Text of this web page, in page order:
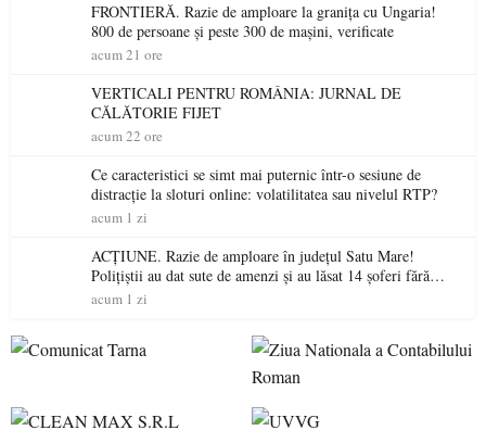
FRONTIERĂ. Razie de amploare la granița cu Ungaria!
800 de persoane și peste 300 de mașini, verificate
acum 21 ore
VERTICALI PENTRU ROMÂNIA: JURNAL DE
CĂLĂTORIE FIJET
acum 22 ore
Ce caracteristici se simt mai puternic într-o sesiune de
distracție la sloturi online: volatilitatea sau nivelul RTP?
acum 1 zi
ACȚIUNE. Razie de amploare în județul Satu Mare!
Polițiștii au dat sute de amenzi și au lăsat 14 șoferi fără
permis într-o singură zi
acum 1 zi